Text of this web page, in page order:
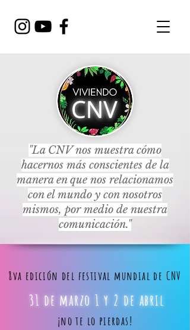
"La CNV nos muestra cómo
hacernos más conscientes de la
manera en que nos relacionamos
con el mundo y con nosotros
mismos, por medio de nuestra
comunicación."
8va edición del festival mundial de CNV
31 de marzo 1 y 2 de abril
¡no te lo pierdas!